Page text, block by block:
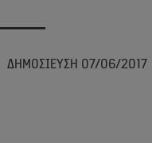
ΔΗΜΟΣΊΕΥΣΗ 07/06/2017